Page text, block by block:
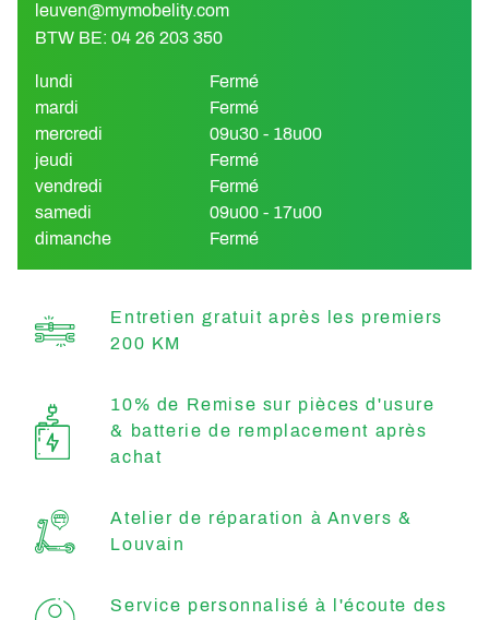
leuven@mymobelity.com
BTW BE: 04 26 203 350
lundi
Fermé
mardi
Fermé
mercredi
09u30 - 18u00
jeudi
Fermé
vendredi
Fermé
samedi
09u00 - 17u00
dimanche
Fermé
Entretien gratuit après les premiers
200 KM
10% de Remise sur pièces d'usure
& batterie de remplacement après
achat
Atelier de réparation à Anvers &
Louvain
Service personnalisé à l'écoute des